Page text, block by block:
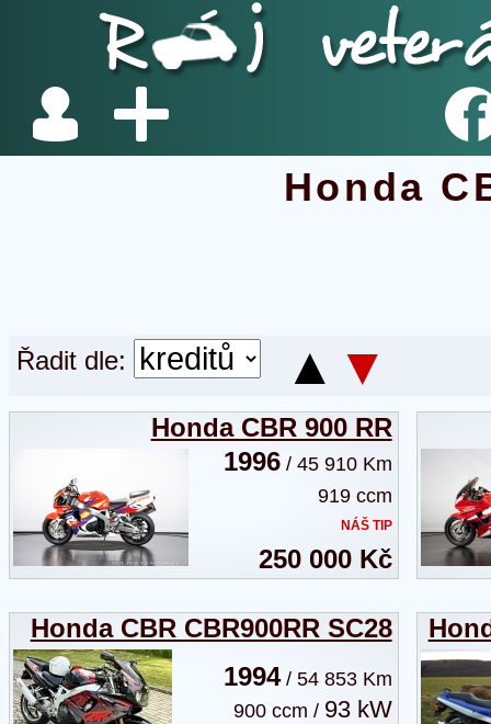
Honda
Řadit dle: ▲ ▼
Honda CBR 900 RR
1996/ 45 910 Km
919 ccm
NÁŠ TIP
250 000 Kč
Honda CBR CBR900RR SC28
1994/ 54 853 Km
900 ccm / 93 kW